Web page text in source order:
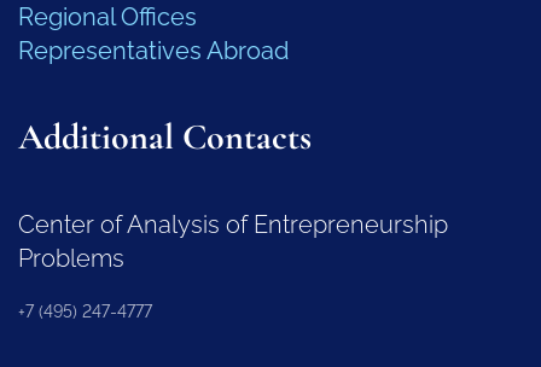
Regional Offices
Representatives Abroad
Additional Contacts
Center of Analysis of Entrepreneurship
Problems
+7 (495) 247-4777